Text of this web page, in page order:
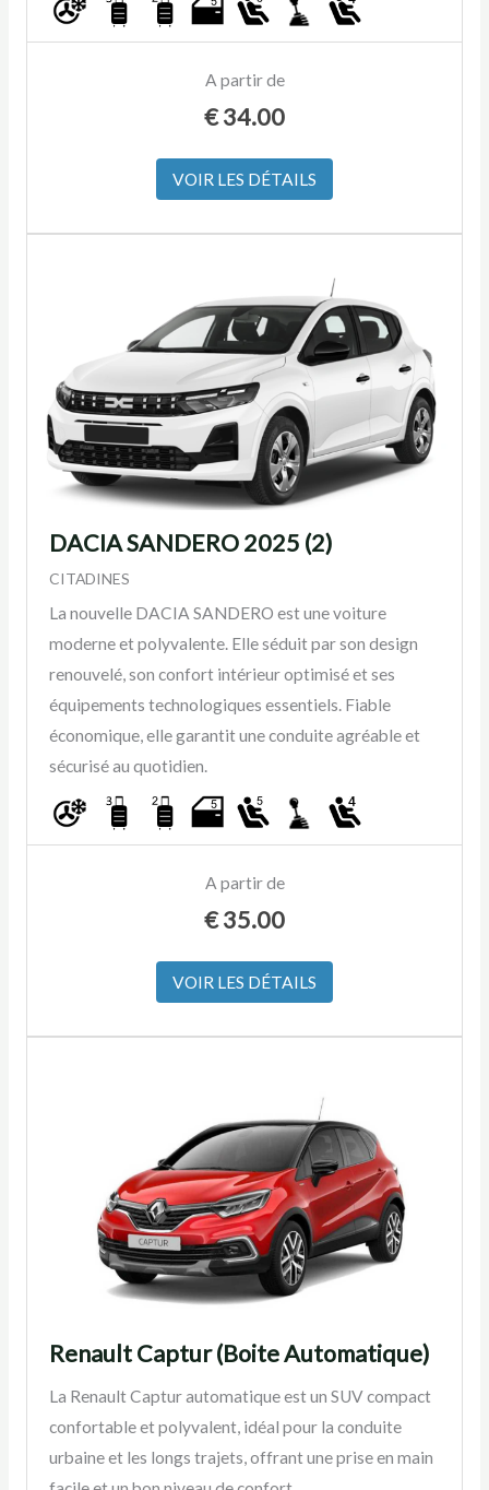
A partir de
€34.00
VOIR LES DÉTAILS
DACIA SANDERO 2025 (2)
CITADINES
La nouvelle DACIA SANDERO est une voiture
moderne et polyvalente. Elle séduit par son design
renouvelé, son confort intérieur optimisé et ses
équipements technologiques essentiels. Fiable
économique, elle garantit une conduite agréable et
sécurisé au quotidien.
A partir de
€35.00
VOIR LES DÉTAILS
Renault Captur (Boite Automatique)
La Renault Captur automatique est un SUV compact
confortable et polyvalent, idéal pour la conduite
urbaine et les longs trajets, offrant une prise en main